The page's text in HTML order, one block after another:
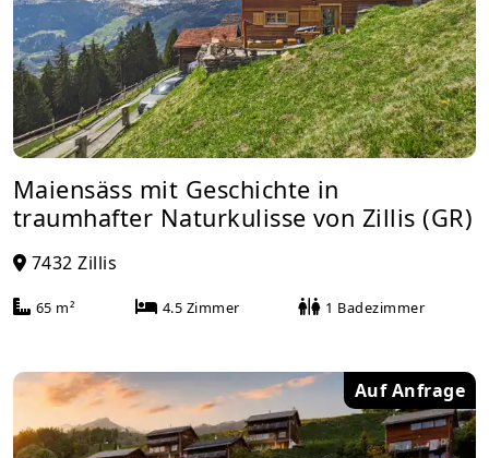
Maiensäss mit Geschichte in
traumhafter Naturkulisse von Zillis (GR)
7432 Zillis
65 m² 4.5 Zimmer 1 Badezimmer
Auf Anfrage